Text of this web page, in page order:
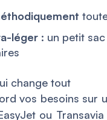
léger : un petit
change tout
vos besoins sur
ou